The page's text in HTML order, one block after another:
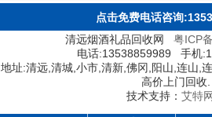
点击免费电话咨询
清远烟酒礼品回收网 粤ICP
电话:13538859989 手机
地址:清远,清城,小市,清新,佛冈,阳山,连山,
高价上门回收.
技术支持： 艾特